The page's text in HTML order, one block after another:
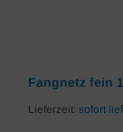
Fangnetz fein
Lieferzeit: sofort